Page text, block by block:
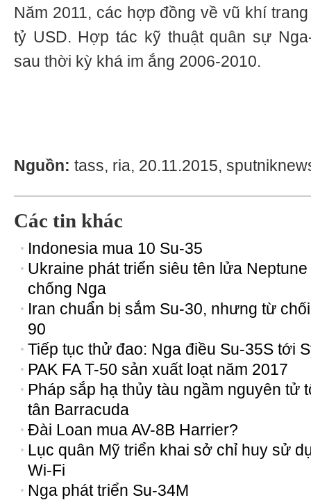
Năm 2011, các hợp đồng về vũ khí
tỷ USD. Hợp tác kỹ thuật quân sự
sau thời kỳ khá im ắng 2006-2010.
Nguồn: tass, ria, 20.11.2015,
Các tin khác
Indonesia mua 10 Su-35
Ukraine phát triển siêu tên lửa Neptune
chống Nga
Iran chuẩn bị sắm Su-30, nhưng từ
90
Tiếp tục thử đao: Nga điều Su-35S tới
PAK FA T-50 sản xuất loạt năm 2017
Pháp sắp hạ thủy tàu ngầm nguyên tử
tân Barracuda
Đài Loan mua AV-8B Harrier?
Lục quân Mỹ triển khai sở chỉ huy sử
Wi-Fi
Nga phát triển Su-34M